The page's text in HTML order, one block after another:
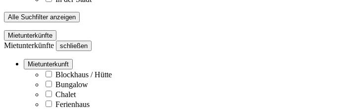
Alle Suchfilter anzeigen
Mietunterkünfte
Mietunterkünfte schließen
Mietunterkunft
Blockhaus / Hütte
Bungalow
Chalet
Ferienhaus